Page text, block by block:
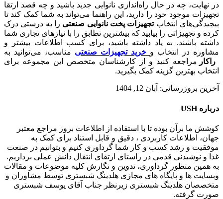
در نهایت، چه در حال راه‌اندازی نانوایی جدید باشید و چه قصد ارتقا
تجهیزات موجود خود را دارید، این راهنما می‌تواند به شما کمک کند تا
پیچیدگی‌های انتخابتجهیزات پخت نانوایی صنعتی را به درستی درک
کرده و تجهیزاتی را بیابید که بیشترین تطابق را با نیازهای تجاری شما
داشته باشند. به یاد داشته باشید، برای کسب اطلاعات بیشتر و
مشاوره در انتخاب و خرید تجهیزات صنعتی مناسب، می‌توانید به
راکار مراجعه کنید و از کارشناسان متخصص این مجموعه برای
انتخاب بهترین گزینه کمک بگیرید.
آخرین بروزرسانی: آبان 12, 1404
درباره USH
کوشش ما برآن بوده تا با استفاده از اطلاعات بروز مراجع معتبر
جهان، اطلاعات کاربردی ، دقیق و قابل استناد برای کمک به
موفقیت و رشد کسب و کار شما گرداوری کنیم و بتوانیم در صنعت
غذا و نوشیدنی قدمی در راستای ارتقای انتقال دانش عملی برداریم.
به همین منظور گرداوری، تدوین و نگارش کلیه موضوعات و مقالات
وبسایت ها و پایگاه های مجازی هلدینگ شبستری توسط مشاوران و
متخصصان هلدینگ شبستری زیرنظر جناب آقای یوسف شبستری
صورت گرفته.